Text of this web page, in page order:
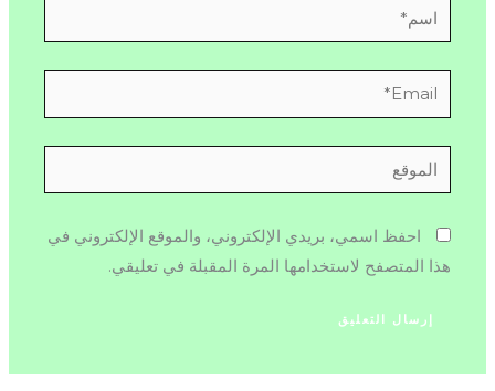
اسم*
Email*
الموقع
احفظ اسمي، بريدي الإلكتروني، والموقع الإلكتروني في
هذا المتصفح لاستخدامها المرة المقبلة في تعليقي.